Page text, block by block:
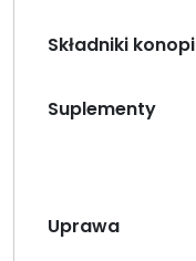
Składniki konopi
Suplementy
Uprawa